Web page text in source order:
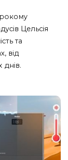
Цельсія
та
від
днів.